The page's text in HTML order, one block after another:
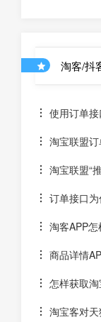
淘客/抖
使用订单
淘宝联盟
淘宝联盟“
订单接口
淘客APP
商品详情
怎样获取
淘宝客对